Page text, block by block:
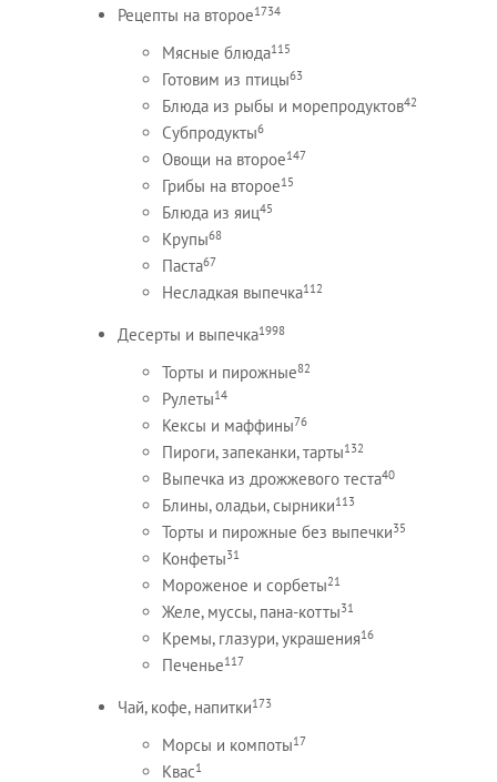
Рецепты на второе1734
Мясные блюда115
Готовим из птицы63
Блюда из рыбы и морепродуктов42
Субпродукты6
Овощи на второе147
Грибы на второе15
Блюда из яиц45
Крупы68
Паста67
Несладкая выпечка112
Десерты и выпечка1998
Торты и пирожные82
Рулеты14
Кексы и маффины76
Пироги, запеканки, тарты132
Выпечка из дрожжевого теста40
Блины, оладьи, сырники113
Торты и пирожные без выпечки35
Конфеты31
Мороженое и сорбеты21
Желе, муссы, пана-котты31
Кремы, глазури, украшения16
Печенье117
Чай, кофе, напитки173
Морсы и компоты17
Квас1